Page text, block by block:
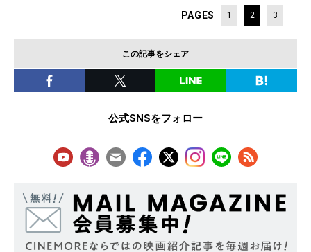
PAGES 1 2 3
この記事をシェア
公式SNSをフォロー